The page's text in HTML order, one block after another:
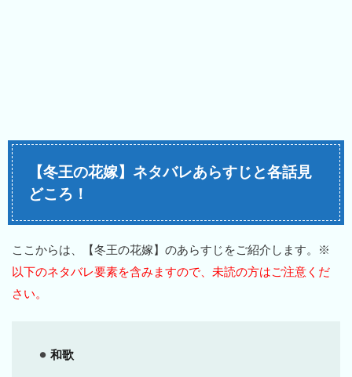
【冬王の花嫁】ネタバレあらすじと各話見
どころ！
ここからは、【冬王の花嫁】のあらすじをご紹介します。※
以下のネタバレ要素を含みますので、未読の方はご注意くだ
さい。
和歌